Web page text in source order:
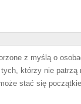
z myślą o
którzy nie patrzą
stać się